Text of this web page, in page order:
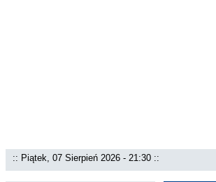
:: Piątek, 07 Sierpień 2026 - 21:30 ::